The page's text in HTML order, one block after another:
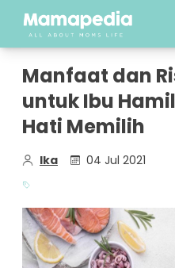
Manfaat dan
untuk Ibu
Hati Memilih
Ika 04 Jul 2021